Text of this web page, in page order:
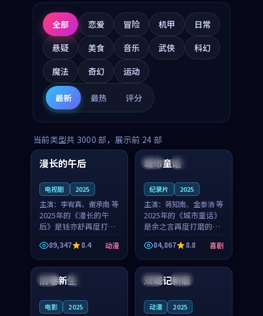
全部 恋爱 冒险 机甲
日常
悬疑
美食 音乐 武侠
科幻
魔法
奇幻 运动
最新 最热 评分
当前类型共 3000 部，展示前 24 部
中国 高分
99:16
漫长的午后
电视剧 2025
主演： 李宥真、谢承南 等
2025年的《漫长的午
后》是钱亦舒再度打磨
的动漫佳作。中国大陆
的取景与海岛日常的氛
围相互成就，李宥真与
谢承南的对手戏自然克
制，让整部影片在悬念
89,347 8.4 动漫
美国 院线
城市童话
纪录片 2025
主演： 蒋知南、金泰浩 等
2025年的《城市童话》
是余之言再度打磨的喜
剧佳作。美国的取景与
历史战争的氛围相互成
就，蒋知南与金泰浩的
对手戏自然克制，让整
部影片在悬念与温度
84,867 8.8 喜剧
英国 完结
旧巷新生
电影 2025
中国 独播
双城记新版
动漫 2025